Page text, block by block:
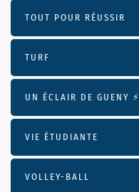
TOUT POUR RÉUSSIR
TURF
UN ÉCLAIR DE GUENY ⚡️
VIE ÉTUDIANTE
VOLLEY-BALL